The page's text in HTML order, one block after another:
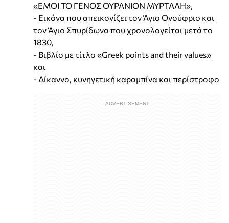
«ΕΜΟΙ ΤΟ ΓΕΝΟΣ ΟΥΡΑΝΙΟΝ ΜΥΡΤΑΛΗ»,
- Εικόνα που απεικονίζει τον Άγιο Ονούφριο και
τον Άγιο Σπυρίδωνα που χρονολογείται μετά το
1830,
- Βιβλίο με τίτλο «Greek points and their values»
και
- Δίκαννο, κυνηγετική καραμπίνα και περίστροφο